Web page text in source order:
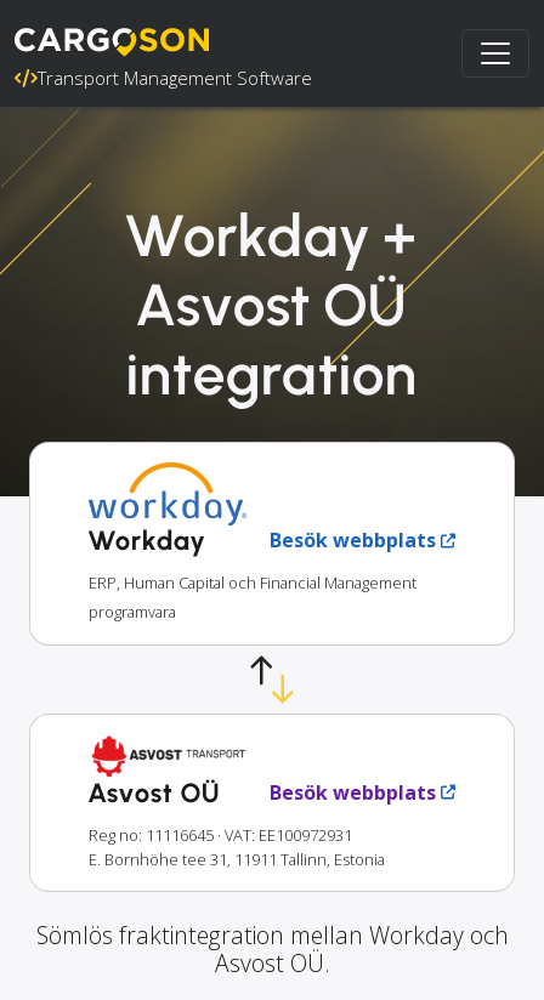
Transport Management Software
Workday +
Asvost OÜ
integration
Workday Besök webbplats
ERP, Human Capital och Financial Management
programvara
Asvost OÜ Besök webbplats
Reg no: 11116645 · VAT: EE100972931
E. Bornhöhe tee 31, 11911 Tallinn, Estonia
Sömlös fraktintegration mellan Workday och
Asvost OÜ.